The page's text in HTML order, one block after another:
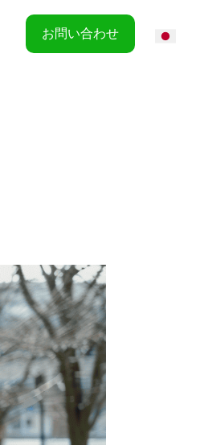
お問い合わせ